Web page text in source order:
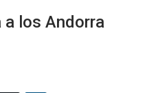
a los Andorra